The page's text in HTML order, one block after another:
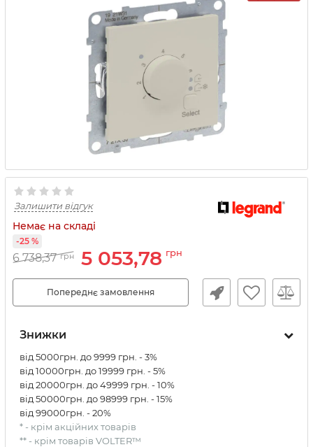
Залишити відгук
Немає на складі
6 738,37 грн 5 053,78 грн
-25 %
Попереднє замовлення
Знижки
від 5000грн. до 9999 грн. - 3%
від 10000грн. до 19999 грн. - 5%
від 20000грн. до 49999 грн. - 10%
від 50000грн. до 98999 грн. - 15%
від 99000грн. - 20%
* - крім акційних товарів
** - крім товарів VOLTER™